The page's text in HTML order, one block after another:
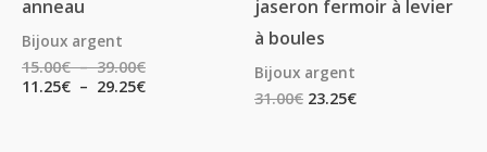
anneau
Bijoux argent
15.00€ – 39.00€
11.25€ – 29.25€
jaseron fermoir à levier
à boules
Bijoux argent
31.00€ 23.25€